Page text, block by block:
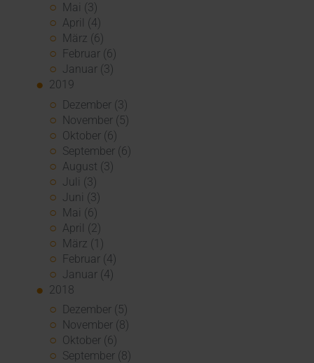
Mai (3)
April (4)
März (6)
Februar (6)
Januar (3)
2019
Dezember (3)
November (5)
Oktober (6)
September (6)
August (3)
Juli (3)
Juni (3)
Mai (6)
April (2)
März (1)
Februar (4)
Januar (4)
2018
Dezember (5)
November (8)
Oktober (6)
September (8)